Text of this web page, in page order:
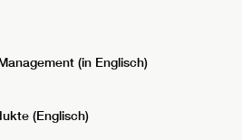
(in Englisch)
(Englisch)